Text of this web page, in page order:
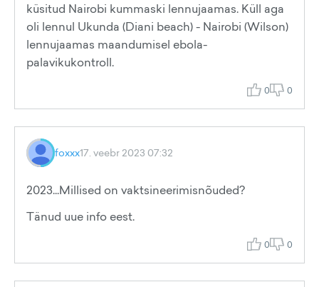
küsitud Nairobi kummaski lennujaamas. Küll aga
oli lennul Ukunda (Diani beach) - Nairobi (Wilson)
lennujaamas maandumisel ebola-
palavikukontroll.
0 0
foxxx17. veebr 2023 07:32
2023...Millised on vaktsineerimisnõuded?
Tänud uue info eest.
0 0